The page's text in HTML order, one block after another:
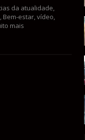
da atualidade,
estar, vídeo,
mais